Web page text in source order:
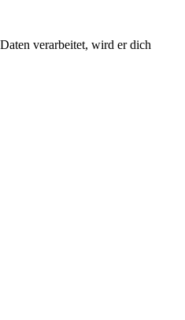
verarbeitet, wird er dich